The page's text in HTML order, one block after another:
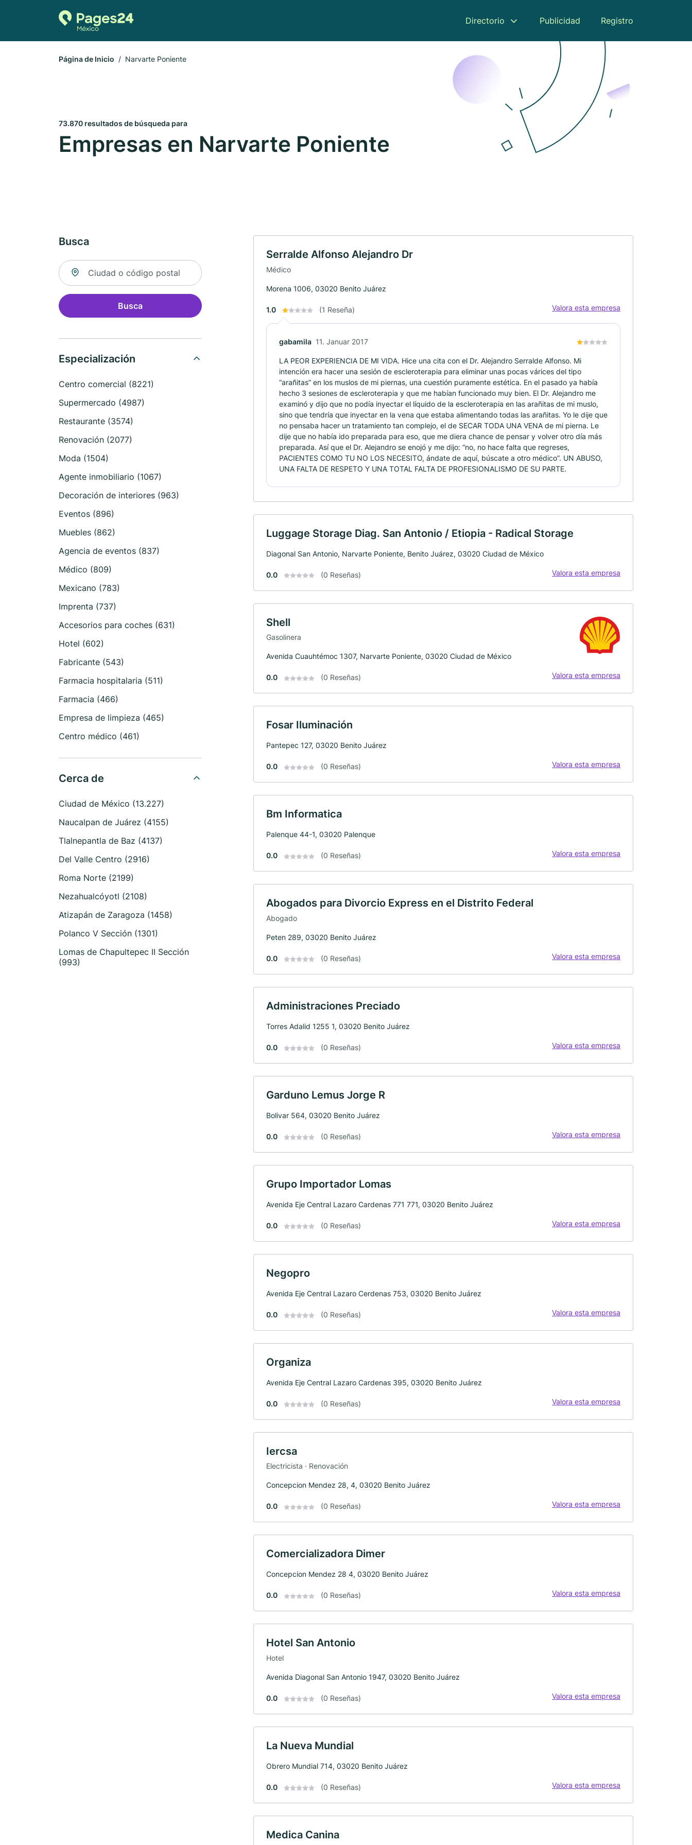
Directorio Publicidad Registro
Página de Inicio Narvarte Poniente
73.870 resultados de búsqueda para
Empresas en Narvarte Poniente
Busca
Buscar ubicación
Busca
Especialización
Centro comercial (8221)
Supermercado (4987)
Restaurante (3574)
Renovación (2077)
Moda (1504)
Agente inmobiliario (1067)
Decoración de interiores (963)
Eventos (896)
Muebles (862)
Agencia de eventos (837)
Médico (809)
Mexicano (783)
Imprenta (737)
Accesorios para coches (631)
Hotel (602)
Fabricante (543)
Farmacia hospitalaria (511)
Farmacia (466)
Empresa de limpieza (465)
Centro médico (461)
Cerca de
Ciudad de México (13.227)
Naucalpan de Juárez (4155)
Tlalnepantla de Baz (4137)
Del Valle Centro (2916)
Roma Norte (2199)
Nezahualcóyotl (2108)
Atizapán de Zaragoza (1458)
Polanco V Sección (1301)
Lomas de Chapultepec II Sección
(993)
Serralde Alfonso Alejandro Dr
Médico
Morena 1006, 03020 Benito Juárez
1.0 (1 Reseña) Valora esta empresa
gabamila 11. Januar 2017
LA PEOR EXPERIENCIA DE MI VIDA. Hice una cita con el Dr. Alejandro Serralde Alfonso. Mi
intención era hacer una sesión de escleroterapia para eliminar unas pocas várices del tipo
“arañitas” en los muslos de mi piernas, una cuestión puramente estética. En el pasado ya había
hecho 3 sesiones de escleroterapia y que me habían funcionado muy bien. El Dr. Alejandro me
examinó y dijo que no podía inyectar el líquido de la escleroterapia en las arañitas de mi muslo,
sino que tendría que inyectar en la vena que estaba alimentando todas las arañitas. Yo le dije que
no pensaba hacer un tratamiento tan complejo, el de SECAR TODA UNA VENA de mi pierna. Le
dije que no había ido preparada para eso, que me diera chance de pensar y volver otro día más
preparada. Así que el Dr. Alejandro se enojó y me dijo: “no, no hace falta que regreses,
PACIENTES COMO TU NO LOS NECESITO, ándate de aquí, búscate a otro médico”. UN ABUSO,
UNA FALTA DE RESPETO Y UNA TOTAL FALTA DE PROFESIONALISMO DE SU PARTE.
Luggage Storage Diag. San Antonio / Etiopia - Radical Storage
Diagonal San Antonio, Narvarte Poniente, Benito Juárez, 03020 Ciudad de México
0.0 (0 Reseñas) Valora esta empresa
Shell
Gasolinera
Avenida Cuauhtémoc 1307, Narvarte Poniente, 03020 Ciudad de México
0.0 (0 Reseñas) Valora esta empresa
Fosar Iluminación
Pantepec 127, 03020 Benito Juárez
0.0 (0 Reseñas) Valora esta empresa
Bm Informatica
Palenque 44-1, 03020 Palenque
0.0 (0 Reseñas) Valora esta empresa
Abogados para Divorcio Express en el Distrito Federal
Abogado
Peten 289, 03020 Benito Juárez
0.0 (0 Reseñas) Valora esta empresa
Administraciones Preciado
Torres Adalid 1255 1, 03020 Benito Juárez
0.0 (0 Reseñas) Valora esta empresa
Garduno Lemus Jorge R
Bolivar 564, 03020 Benito Juárez
0.0 (0 Reseñas) Valora esta empresa
Grupo Importador Lomas
Avenida Eje Central Lazaro Cardenas 771 771, 03020 Benito Juárez
0.0 (0 Reseñas) Valora esta empresa
Negopro
Avenida Eje Central Lazaro Cerdenas 753, 03020 Benito Juárez
0.0 (0 Reseñas) Valora esta empresa
Organiza
Avenida Eje Central Lazaro Cardenas 395, 03020 Benito Juárez
0.0 (0 Reseñas) Valora esta empresa
Iercsa
Electricista · Renovación
Concepcion Mendez 28, 4, 03020 Benito Juárez
0.0 (0 Reseñas) Valora esta empresa
Comercializadora Dimer
Concepcion Mendez 28 4, 03020 Benito Juárez
0.0 (0 Reseñas) Valora esta empresa
Hotel San Antonio
Hotel
Avenida Diagonal San Antonio 1947, 03020 Benito Juárez
0.0 (0 Reseñas) Valora esta empresa
La Nueva Mundial
Obrero Mundial 714, 03020 Benito Juárez
0.0 (0 Reseñas) Valora esta empresa
Medica Canina